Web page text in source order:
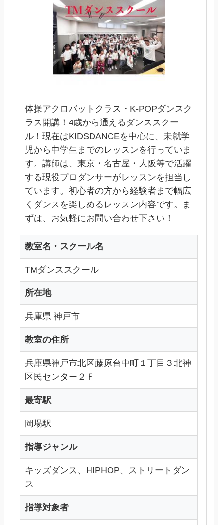
体操アクロバットクラス・K-POPダンスク
ラス開講！4歳から通えるダンススクー
ル！現在はKIDSDANCEを中心に、未就学
児から中学生までのレッスンを行っていま
す。講師は、東京・名古屋・大阪等で活躍
する現役プロダンサーがレッスンを担当し
ています。初心者の方から経験者まで幅広
くダンスを楽しめるレッスン内容です。ま
ずは、お気軽にお問い合わせ下さい！
教室名・スクール名
TMダンススクール
所在地
兵庫県 神戸市
教室の住所
兵庫県神戸市北区藤原台中町１丁目３北神
区民センター２Ｆ
最寄駅
岡場駅
指導ジャンル
キッズダンス、HIPHOP、ストリートダン
ス
指導対象者